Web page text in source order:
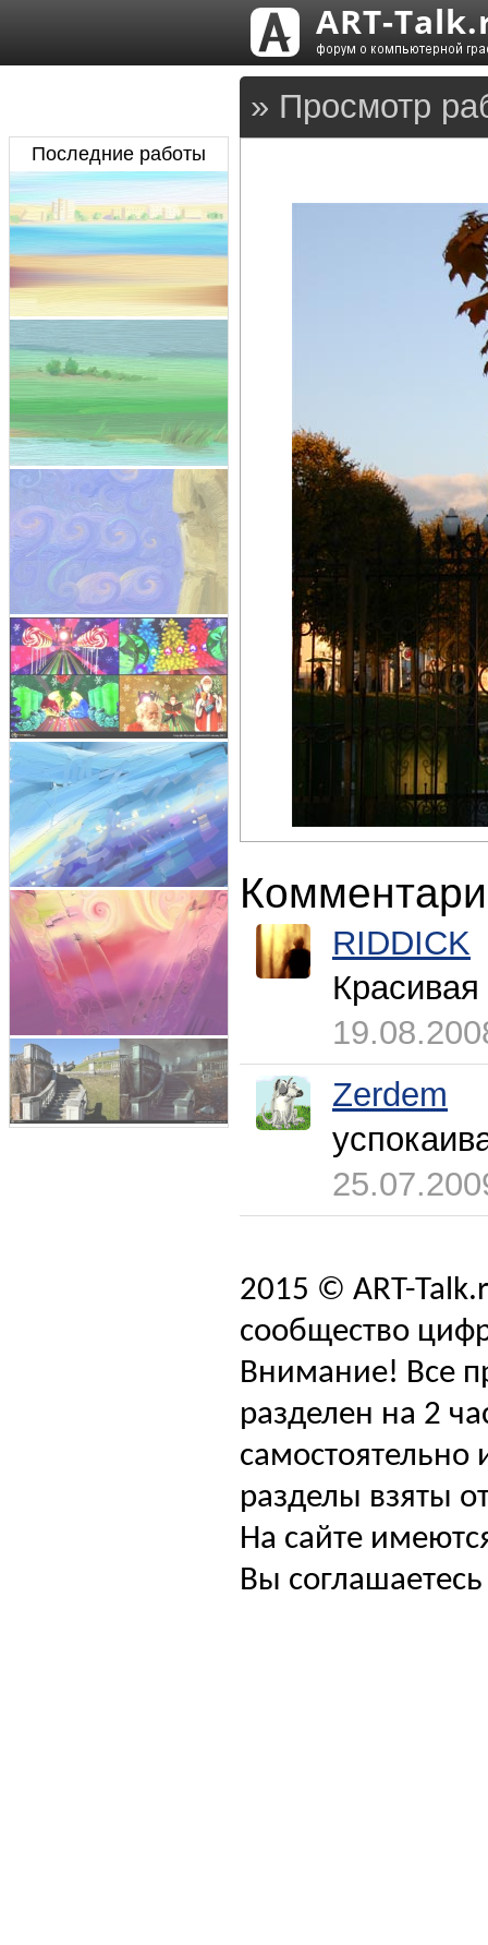
» Просмотр
RIDDICK
Zerdem
Последние работы
2015 © ART-
сообщество
Внимание! Все
разделен на 2
самостоятельно
разделы взяты
На сайте
Вы